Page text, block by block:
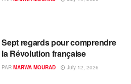
Sept regards pour comprendre
la Révolution française
PAR MARWA MOURAD July 12, 2026